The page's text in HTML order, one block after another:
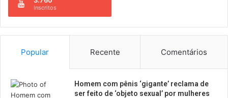
Inscritos
Popular Recente Comentários
Homem com pênis ‘gigante’ reclama de
ser feito de ‘objeto sexual’ por mulheres